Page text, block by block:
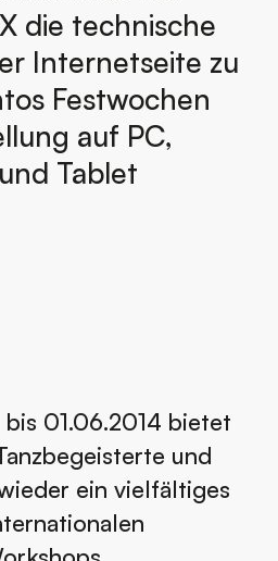
die technische
Internetseite zu
Festwochen
auf PC,
Tablet
01.06.2014 bietet
und
ein vielfältiges